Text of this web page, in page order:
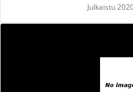
Julkaistu